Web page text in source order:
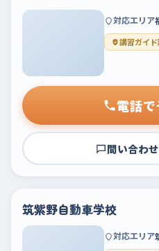
対応エリア
講習ガイ
電話
問い合わ
筑紫野自動車学校
対応エリア